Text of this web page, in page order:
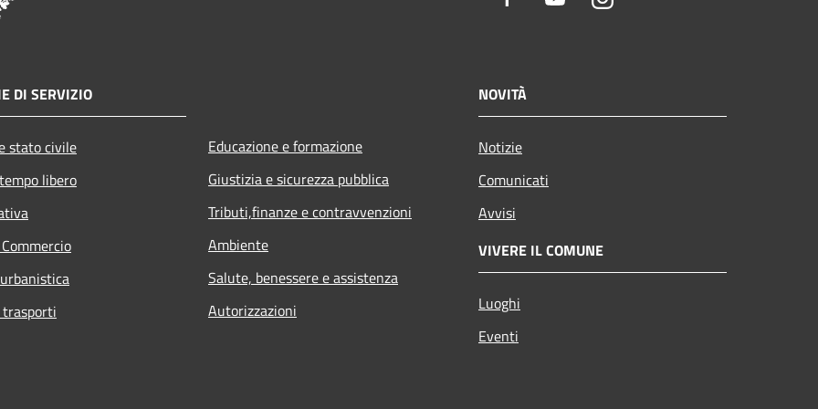
DI SERVIZIO
stato civile
libero
Educazione e formazione
Giustizia e sicurezza pubblica
Tributi,finanze e contravvenzioni
Ambiente
Salute, benessere e assistenza
Autorizzazioni
NOVITÀ
Notizie
Comunicati
Avvisi
VIVERE IL COMUNE
Luoghi
Eventi